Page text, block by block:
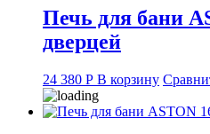
Печь для бани
дверцей
24 380 Р В корзину